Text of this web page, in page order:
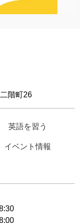
階町26
英語を習う
イベント情報